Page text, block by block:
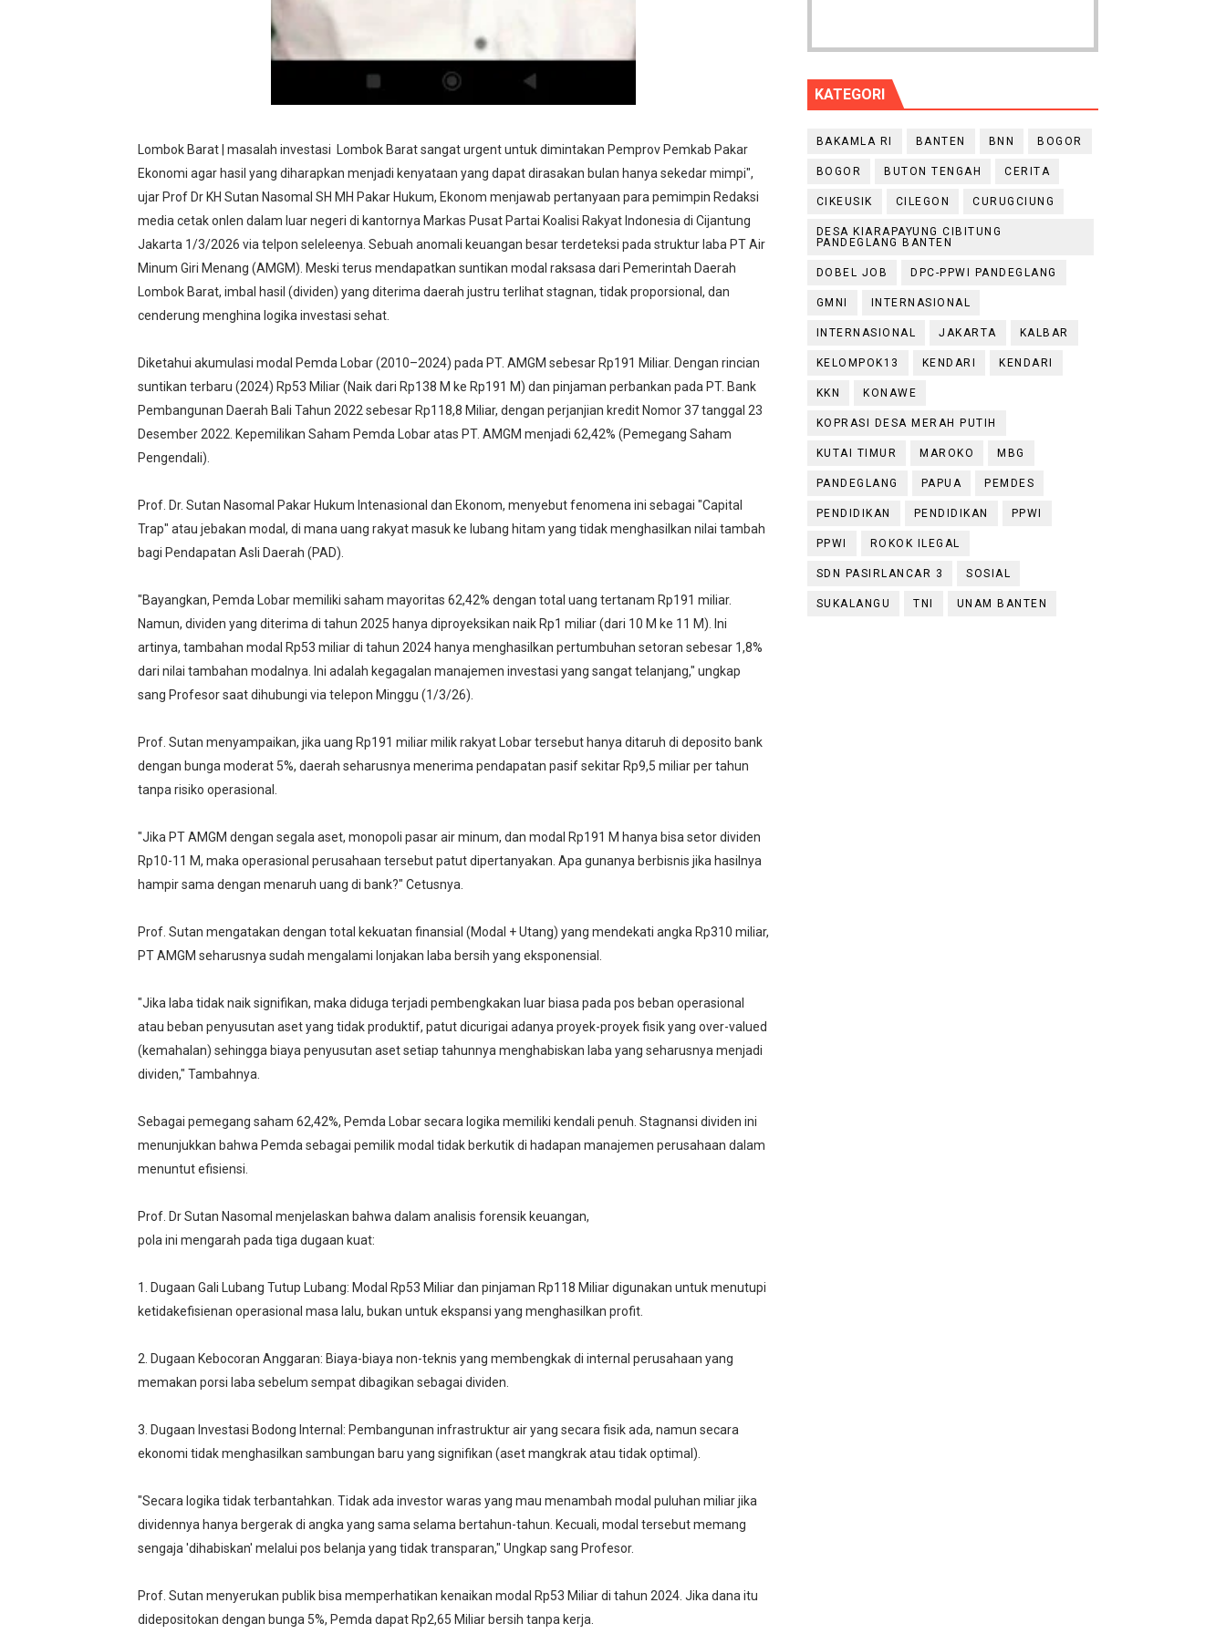
Lombok Barat | masalah investasi Lombok Barat sangat urgent untuk dimintakan Pemprov Pemkab Pakar
Ekonomi agar hasil yang diharapkan menjadi kenyataan yang dapat dirasakan bulan hanya sekedar mimpi",
ujar Prof Dr KH Sutan Nasomal SH MH Pakar Hukum, Ekonom menjawab pertanyaan para pemimpin Redaksi
media cetak onlen dalam luar negeri di kantornya Markas Pusat Partai Koalisi Rakyat Indonesia di Cijantung
Jakarta 1/3/2026 via telpon seleleenya. Sebuah anomali keuangan besar terdeteksi pada struktur laba PT Air
Minum Giri Menang (AMGM). Meski terus mendapatkan suntikan modal raksasa dari Pemerintah Daerah
Lombok Barat, imbal hasil (dividen) yang diterima daerah justru terlihat stagnan, tidak proporsional, dan
cenderung menghina logika investasi sehat.
Diketahui akumulasi modal Pemda Lobar (2010–2024) pada PT. AMGM sebesar Rp191 Miliar. Dengan rincian
suntikan terbaru (2024) Rp53 Miliar (Naik dari Rp138 M ke Rp191 M) dan pinjaman perbankan pada PT. Bank
Pembangunan Daerah Bali Tahun 2022 sebesar Rp118,8 Miliar, dengan perjanjian kredit Nomor 37 tanggal 23
Desember 2022. Kepemilikan Saham Pemda Lobar atas PT. AMGM menjadi 62,42% (Pemegang Saham
Pengendali).
Prof. Dr. Sutan Nasomal Pakar Hukum Intenasional dan Ekonom, menyebut fenomena ini sebagai "Capital
Trap" atau jebakan modal, di mana uang rakyat masuk ke lubang hitam yang tidak menghasilkan nilai tambah
bagi Pendapatan Asli Daerah (PAD).
"Bayangkan, Pemda Lobar memiliki saham mayoritas 62,42% dengan total uang tertanam Rp191 miliar.
Namun, dividen yang diterima di tahun 2025 hanya diproyeksikan naik Rp1 miliar (dari 10 M ke 11 M). Ini
artinya, tambahan modal Rp53 miliar di tahun 2024 hanya menghasilkan pertumbuhan setoran sebesar 1,8%
dari nilai tambahan modalnya. Ini adalah kegagalan manajemen investasi yang sangat telanjang," ungkap
sang Profesor saat dihubungi via telepon Minggu (1/3/26).
Prof. Sutan menyampaikan, jika uang Rp191 miliar milik rakyat Lobar tersebut hanya ditaruh di deposito bank
dengan bunga moderat 5%, daerah seharusnya menerima pendapatan pasif sekitar Rp9,5 miliar per tahun
tanpa risiko operasional.
"Jika PT AMGM dengan segala aset, monopoli pasar air minum, dan modal Rp191 M hanya bisa setor dividen
Rp10-11 M, maka operasional perusahaan tersebut patut dipertanyakan. Apa gunanya berbisnis jika hasilnya
hampir sama dengan menaruh uang di bank?" Cetusnya.
Prof. Sutan mengatakan dengan total kekuatan finansial (Modal + Utang) yang mendekati angka Rp310 miliar,
PT AMGM seharusnya sudah mengalami lonjakan laba bersih yang eksponensial.
"Jika laba tidak naik signifikan, maka diduga terjadi pembengkakan luar biasa pada pos beban operasional
atau beban penyusutan aset yang tidak produktif, patut dicurigai adanya proyek-proyek fisik yang over-valued
(kemahalan) sehingga biaya penyusutan aset setiap tahunnya menghabiskan laba yang seharusnya menjadi
dividen," Tambahnya.
Sebagai pemegang saham 62,42%, Pemda Lobar secara logika memiliki kendali penuh. Stagnansi dividen ini
menunjukkan bahwa Pemda sebagai pemilik modal tidak berkutik di hadapan manajemen perusahaan dalam
menuntut efisiensi.
Prof. Dr Sutan Nasomal menjelaskan bahwa dalam analisis forensik keuangan,
pola ini mengarah pada tiga dugaan kuat:
1. Dugaan Gali Lubang Tutup Lubang: Modal Rp53 Miliar dan pinjaman Rp118 Miliar digunakan untuk menutupi
ketidakefisienan operasional masa lalu, bukan untuk ekspansi yang menghasilkan profit.
2. Dugaan Kebocoran Anggaran: Biaya-biaya non-teknis yang membengkak di internal perusahaan yang
memakan porsi laba sebelum sempat dibagikan sebagai dividen.
3. Dugaan Investasi Bodong Internal: Pembangunan infrastruktur air yang secara fisik ada, namun secara
ekonomi tidak menghasilkan sambungan baru yang signifikan (aset mangkrak atau tidak optimal).
"Secara logika tidak terbantahkan. Tidak ada investor waras yang mau menambah modal puluhan miliar jika
dividennya hanya bergerak di angka yang sama selama bertahun-tahun. Kecuali, modal tersebut memang
sengaja 'dihabiskan' melalui pos belanja yang tidak transparan," Ungkap sang Profesor.
Prof. Sutan menyerukan publik bisa memperhatikan kenaikan modal Rp53 Miliar di tahun 2024. Jika dana itu
didepositokan dengan bunga 5%, Pemda dapat Rp2,65 Miliar bersih tanpa kerja.
KATEGORI
BAKAMLA RI BANTEN BNN BOGOR
BOGOR BUTON TENGAH CERITA
CIKEUSIK CILEGON CURUGCIUNG
DESA KIARAPAYUNG CIBITUNG
PANDEGLANG BANTEN
DOBEL JOB DPC-PPWI PANDEGLANG
GMNI INTERNASIONAL
INTERNASIONAL JAKARTA KALBAR
KELOMPOK13 KENDARI KENDARI
KKN KONAWE
KOPRASI DESA MERAH PUTIH
KUTAI TIMUR MAROKO MBG
PANDEGLANG PAPUA PEMDES
PENDIDIKAN PENDIDIKAN PPWI
PPWI ROKOK ILEGAL
SDN PASIRLANCAR 3 SOSIAL
SUKALANGU TNI UNAM BANTEN